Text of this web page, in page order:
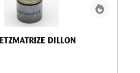
DILLON